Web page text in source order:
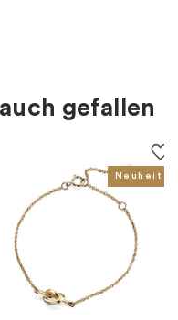
gefallen
Neuheit